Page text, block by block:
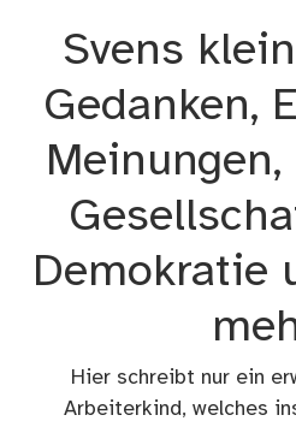
Svens
Gedanken,
Meinungen,
Demokratie
Hier schreibt nur ein
Arbeiterkind, welches